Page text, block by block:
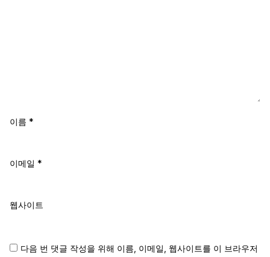
이름 *
이메일 *
웹사이트
다음 번 댓글 작성을 위해 이름, 이메일, 웹사이트를 이 브라우저